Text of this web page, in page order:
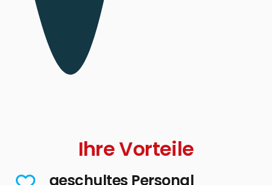
Ihre Vorteile
geschultes Personal